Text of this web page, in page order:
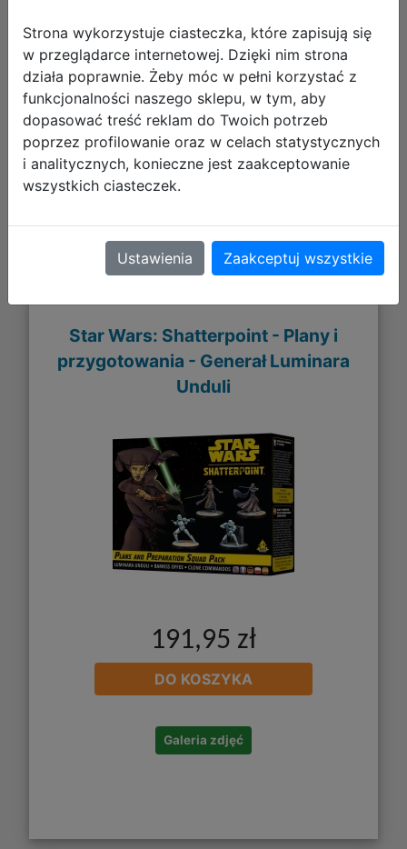
654,61 zł
DO KOSZYKA
Galeria zdjęć
Star Wars: Shatterpoint - Plany i
przygotowania - Generał Luminara
Unduli
191,95 zł
DO KOSZYKA
Galeria zdjęć
Strona wykorzystuje ciasteczka, które zapisują się
w przeglądarce internetowej. Dzięki nim strona
działa poprawnie. Żeby móc w pełni korzystać z
funkcjonalności naszego sklepu, w tym, aby
dopasować treść reklam do Twoich potrzeb
poprzez profilowanie oraz w celach statystycznych
i analitycznych, konieczne jest zaakceptowanie
wszystkich ciasteczek.
Ustawienia Zaakceptuj wszystkie